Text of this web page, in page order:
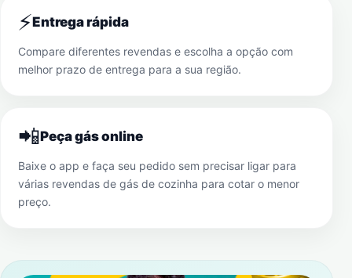
⚡Entrega rápida
Compare diferentes revendas e escolha a opção com
melhor prazo de entrega para a sua região.
📲Peça gás online
Baixe o app e faça seu pedido sem precisar ligar para
várias revendas de gás de cozinha para cotar o menor
preço.